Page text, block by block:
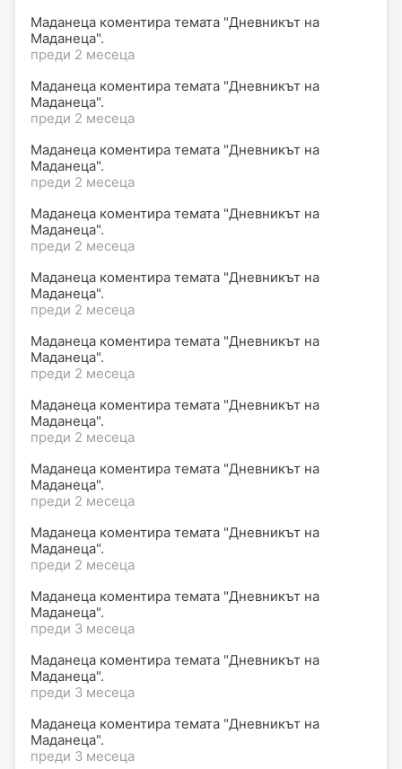
Маданеца коментира темата "Дневникът на
Маданеца".
преди 2 месеца
Маданеца коментира темата "Дневникът на
Маданеца".
преди 2 месеца
Маданеца коментира темата "Дневникът на
Маданеца".
преди 2 месеца
Маданеца коментира темата "Дневникът на
Маданеца".
преди 2 месеца
Маданеца коментира темата "Дневникът на
Маданеца".
преди 2 месеца
Маданеца коментира темата "Дневникът на
Маданеца".
преди 2 месеца
Маданеца коментира темата "Дневникът на
Маданеца".
преди 2 месеца
Маданеца коментира темата "Дневникът на
Маданеца".
преди 2 месеца
Маданеца коментира темата "Дневникът на
Маданеца".
преди 2 месеца
Маданеца коментира темата "Дневникът на
Маданеца".
преди 3 месеца
Маданеца коментира темата "Дневникът на
Маданеца".
преди 3 месеца
Маданеца коментира темата "Дневникът на
Маданеца".
преди 3 месеца